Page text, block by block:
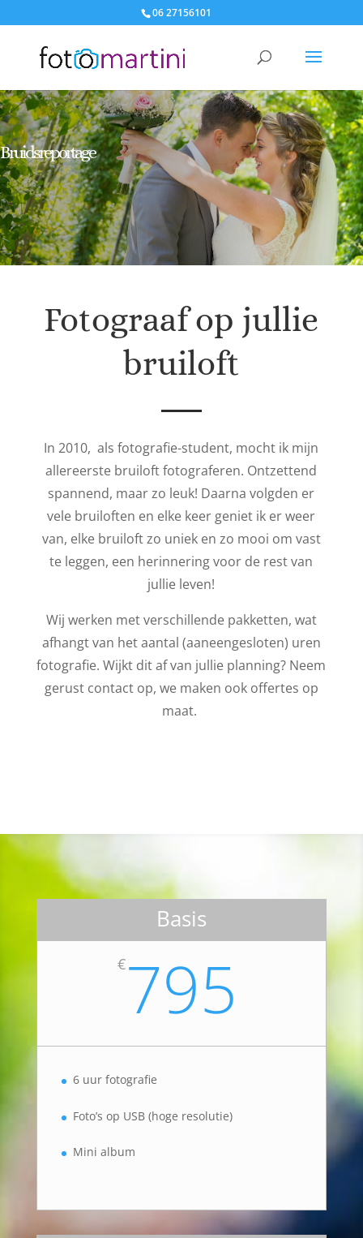
06 27156101
Bruidsreportage
Fotograaf op jullie
bruiloft
In 2010, als fotografie-student, mocht ik mijn
allereerste bruiloft fotograferen. Ontzettend
spannend, maar zo leuk! Daarna volgden er
vele bruiloften en elke keer geniet ik er weer
van, elke bruiloft zo uniek en zo mooi om vast
te leggen, een herinnering voor de rest van
jullie leven!
Wij werken met verschillende pakketten, wat
afhangt van het aantal (aaneengesloten) uren
fotografie. Wijkt dit af van jullie planning? Neem
gerust contact op, we maken ook offertes op
maat.
Basis
€795
6 uur fotografie
Foto’s op USB (hoge resolutie)
Mini album